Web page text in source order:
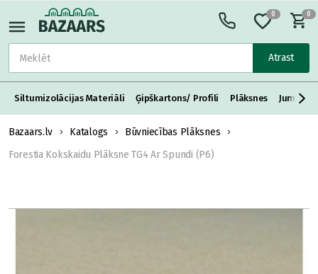
Atrast
0 0
Siltumizolācijas Materiāli Ģipškartons/ Profili Plāksnes Jumta
Bazaars.lv Katalogs
Būvniecības Plāksnes
Forestia Kokskaidu Plāksne TG4 Ar Spundi (P6)